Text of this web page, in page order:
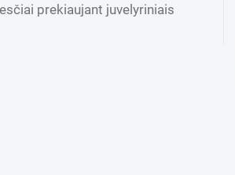
prekiaujant juvelyriniais